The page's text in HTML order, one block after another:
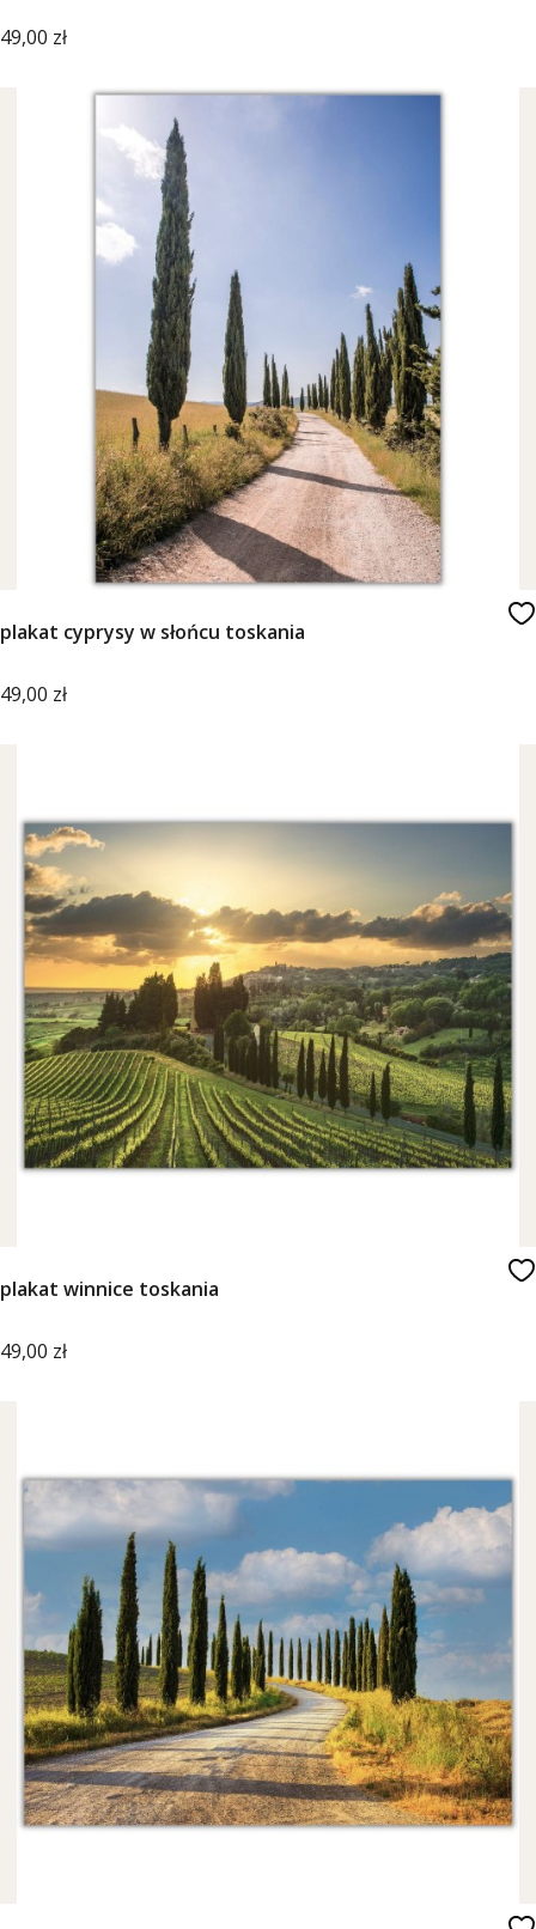
Cena
49,00 zł
plakat cyprysy w słońcu toskania
Cena
49,00 zł
plakat winnice toskania
Cena
49,00 zł